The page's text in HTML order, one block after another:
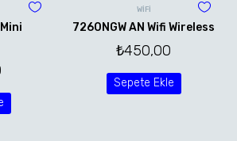
WİFİ
7260NGW AN Wifi Wireless
₺450,00
Sepete Ekle